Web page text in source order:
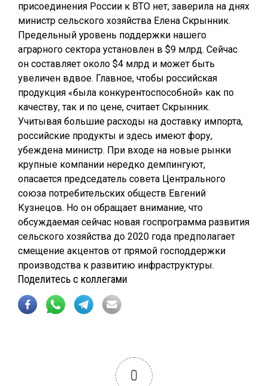
присоединения России к ВТО нет, заверила на днях
министр сельского хозяйства Елена Скрынник.
Предельный уровень поддержки нашего
аграрного сектора установлен в $9 млрд. Сейчас
он составляет около $4 млрд и может быть
увеличен вдвое. Главное, чтобы российская
продукция «была конкурентоспособной» как по
качеству, так и по цене, считает Скрынник.
Учитывая большие расходы на доставку импорта,
российские продукты и здесь имеют фору,
убеждена министр. При входе на новые рынки
крупные компании нередко демпингуют,
опасается председатель совета Центрального
союза потребительских обществ Евгений
Кузнецов. Но он обращает внимание, что
обсуждаемая сейчас новая госпрограмма развития
сельского хозяйства до 2020 года предполагает
смещение акцентов от прямой господдержки
производства к развитию инфраструктуры.
Поделитесь с коллегами
0